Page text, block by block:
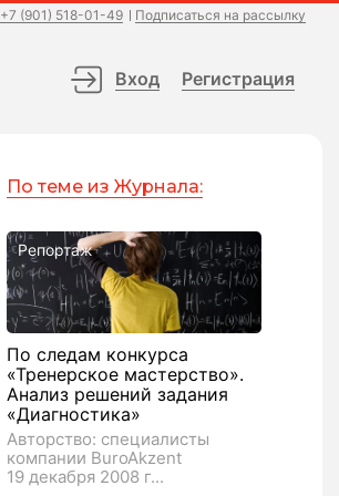
+7 (901) 518-01-49 Подписаться на рассылку
Вход Регистрация
По теме из Журнала:
Репортаж
По следам конкурса
«Тренерское мастерство».
Анализ решений задания
«Диагностика»
Авторство: специалисты
компании BuroAkzent
19 декабря 2008 г...